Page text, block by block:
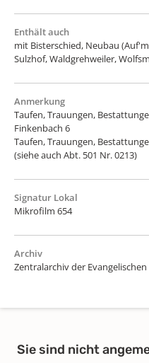
Enthält auch
mit Bisterschied, Neubau
Sulzhof, Waldgrehweiler,
Anmerkung
Taufen, Trauungen,
Finkenbach 6
Taufen, Trauungen,
(siehe auch Abt. 501 Nr. 0213)
Signatur Lokal
Mikrofilm 654
Archiv
Zentralarchiv der
Sie sind nicht